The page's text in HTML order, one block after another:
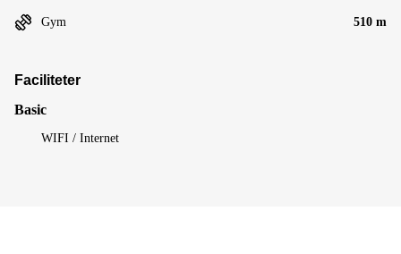
Gym 510 m
Faciliteter
Basic
WIFI / Internet